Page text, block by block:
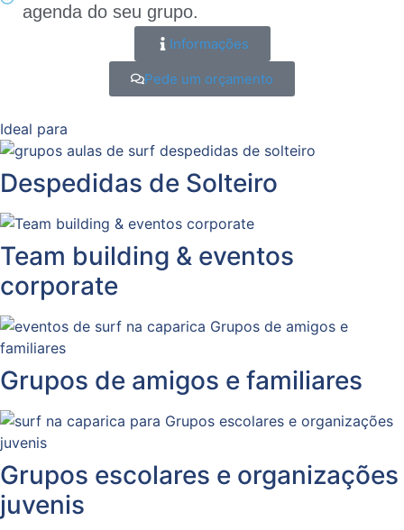
agenda do seu grupo.
Informações
Pede um orçamento
Ideal para
Despedidas de Solteiro
Team building & eventos
corporate
Grupos de amigos e familiares
Grupos escolares e organizações
juvenis